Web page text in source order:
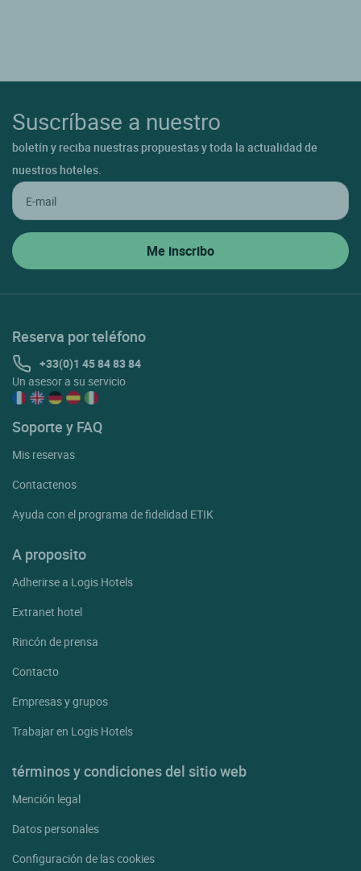
Suscríbase a nuestro
boletín y reciba nuestras propuestas y toda la actualidad de
nuestros hoteles.
Reserva por teléfono
+33(0)1 45 84 83 84
Un asesor a su servicio
Soporte y FAQ
Mis reservas
Contactenos
Ayuda con el programa de fidelidad ETIK
A proposito
Adherirse a Logis Hotels
Extranet hotel
Rincón de prensa
Contacto
Empresas y grupos
Trabajar en Logis Hotels
términos y condiciones del sitio web
Mención legal
Datos personales
Configuración de las cookies